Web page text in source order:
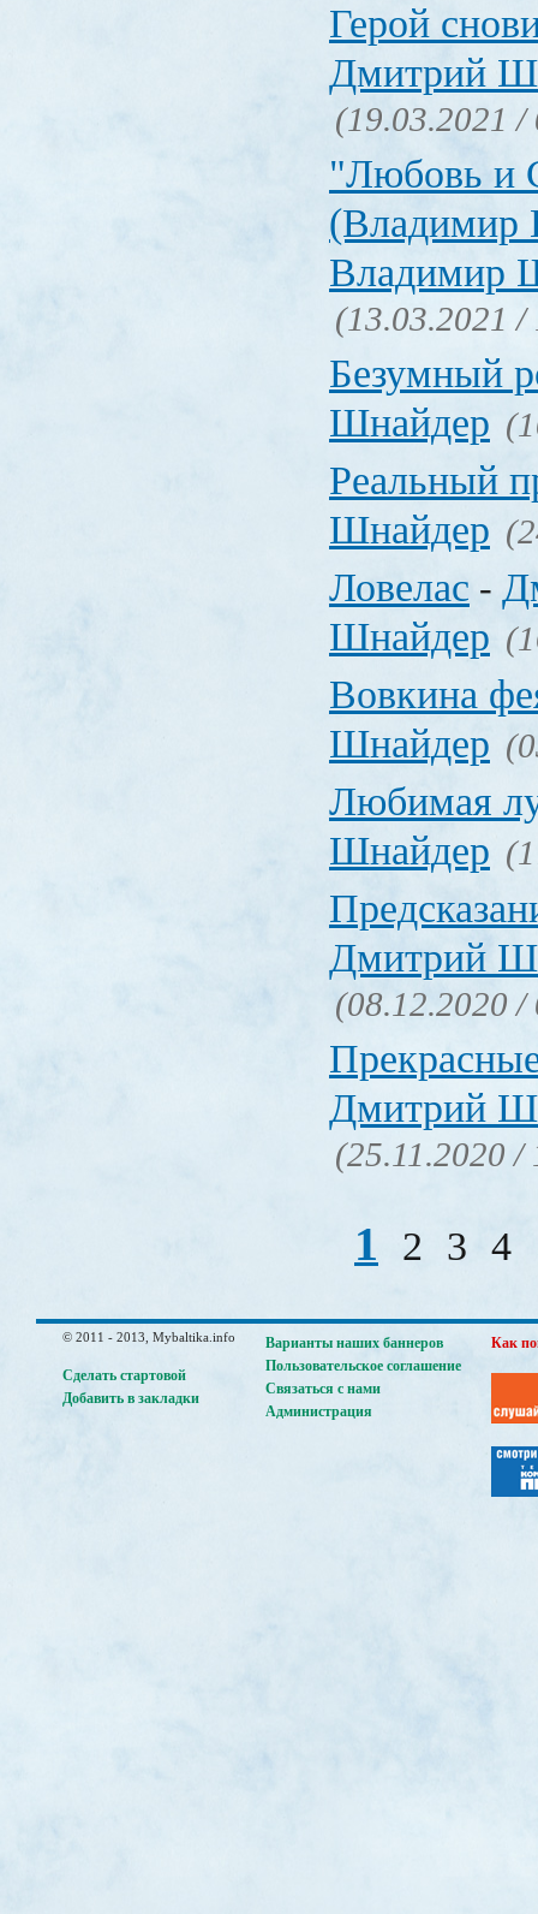
Герой
Дмитрий
(19.03.2021 /
"Любовь и
(Владимир
Владимир
(13.03.2021 /
Безумный
Шнайдер
Реальный
Шнайдер
Ловелас -
Шнайдер
Вовкина
Шнайдер
Любимая
Шнайдер
Дмитрий
(08.12.2020 /
Дмитрий
(25.11.2020 /
1 2 3 4
© 2011 - 2013, Mybaltika.info
Сделать стартовой
Добавить в закладки
Варианты наших баннеров
Пользовательское соглашение
Связаться с нами
Администрация
Как